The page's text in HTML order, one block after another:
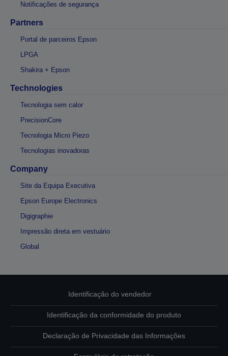
Notificações de segurança
Partners
Portal de parceiros Epson
LPGA
Shakira + Epson
Technologies
Tecnologia sem calor
PrecisionCore
Tecnologia Micro Piezo
Tecnologias inovadoras
Company
Site da Equipa Executiva
Epson Europe Electronics
Digigraphie
Impressão direta em vestuário
Global
Identificação do vendedor
Identificação da conformidade do produto
Declaração de Privacidade das Informações